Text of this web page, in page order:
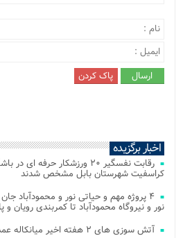
اخبار برگزیده
کراسفیت شهرستان بابل مشخص شدند
۴ پروژه مهم و حیاتی نور و محمودآباد
نور و نیروگاه محمودآباد تا کمربندی رویان و
آتش‌ سوزی‌ های ۲ هفته اخیر میانکاله عمدی بود